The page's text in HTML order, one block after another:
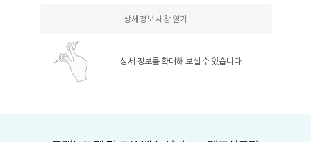
상세정보 새창 열기
상세 정보를 확대해 보실 수 있습니다.